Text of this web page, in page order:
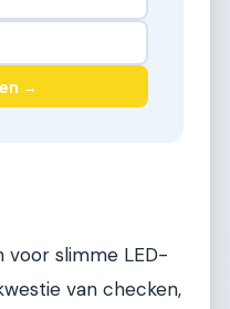
→
voor slimme LED-
van checken,